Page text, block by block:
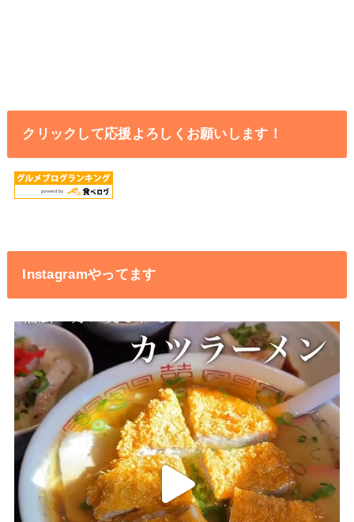
クリックして応援よろしくお願いします！
Instagramやってます